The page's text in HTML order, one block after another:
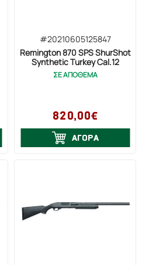
#20210605125847
Remington 870 SPS ShurShot
Synthetic Turkey Cal.12
ΣΕ ΑΠΟΘΕΜΑ
820,00€
ΑΓΟΡΑ